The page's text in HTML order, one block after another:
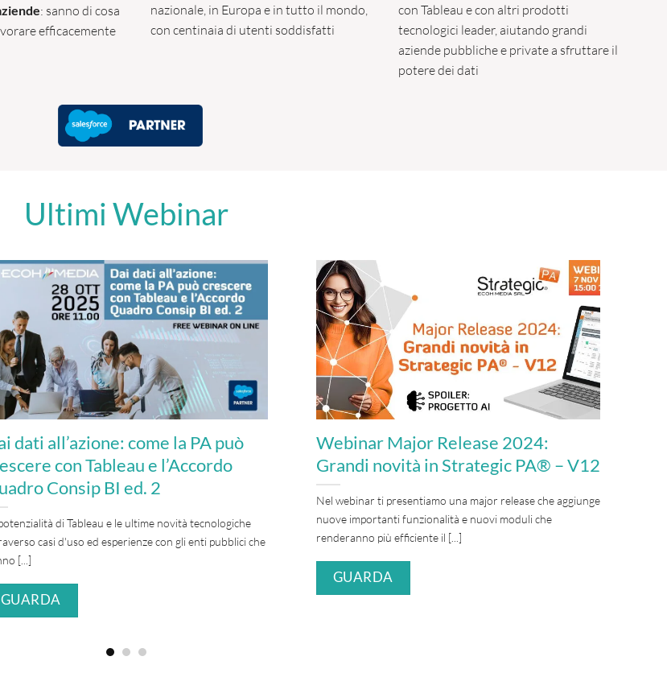
: sanno di cosa
efficacemente
nazionale, in Europa e in tutto il mondo,
con centinaia di utenti soddisfatti
con Tableau e con altri prodotti
tecnologici leader, aiutando grandi
aziende pubbliche e private a sfruttare il
potere dei dati
Ultimi Webinar
dati all’azione: come la PA può
con Tableau e l’Accordo
Consip BI ed. 2
di Tableau e le ultime novità tecnologiche
casi d'uso ed esperienze con gli enti pubblici che
[...]
GUARDA
Webinar Major Release 2024:
Grandi novità in Strategic PA® – V12
Nel webinar ti presentiamo una major release che aggiunge
nuove importanti funzionalità e nuovi moduli che
renderanno più efficiente il [...]
GUARDA